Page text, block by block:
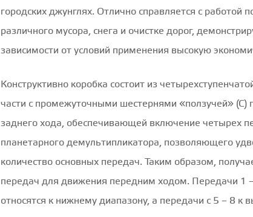
городских джунглях. Отлично справляется с работой
различного мусора, снега и очистке дорог,
зависимости от условий применения высокую
Конструктивно коробка состоит из
части с промежуточными шестернями «ползучей» (С)
заднего хода, обеспечивающей включение четырех
планетарного демультипликатора, позволяющего
количество основных передач. Таким образом,
передач для движения передним ходом. Передачи 1
относятся к нижнему диапазону, а передачи с 5 – 8 к